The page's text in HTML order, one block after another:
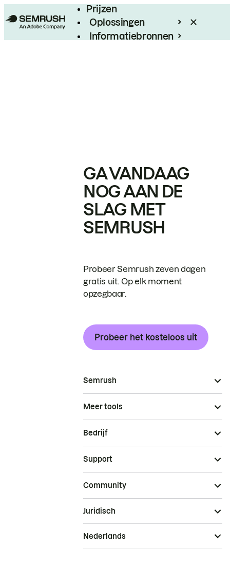
Prijzen
Oplossingen
Informatiebronnen
GA VANDAAG
NOG AAN DE
SLAG MET
SEMRUSH
Probeer Semrush zeven dagen
gratis uit. Op elk moment
opzegbaar.
Probeer het kosteloos uit
Semrush
Meer tools
Bedrijf
Support
Community
Juridisch
Nederlands